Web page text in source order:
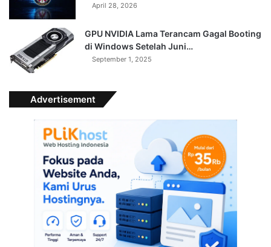
April 28, 2026
GPU NVIDIA Lama Terancam Gagal Booting
di Windows Setelah Juni…
September 1, 2025
Advertisement